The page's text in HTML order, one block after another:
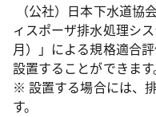
（公社）日本下水道協
ィスポーザ排水処理シ
月）」による規格適合
設置することができます
※ 設置する場合には、
す。